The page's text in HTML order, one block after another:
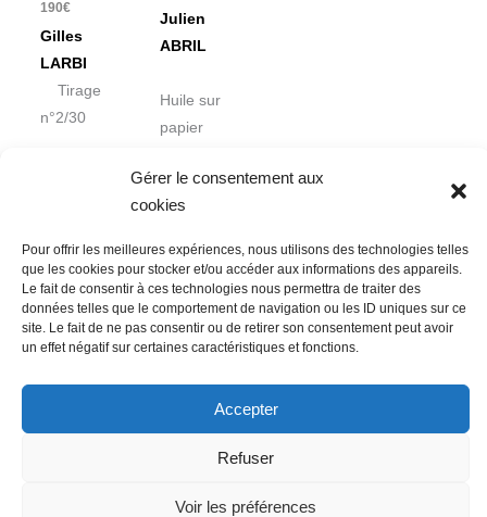
Gérer le consentement aux
cookies
Pour offrir les meilleures expériences, nous utilisons des technologies telles
que les cookies pour stocker et/ou accéder aux informations des appareils.
Le fait de consentir à ces technologies nous permettra de traiter des
données telles que le comportement de navigation ou les ID uniques sur ce
site. Le fait de ne pas consentir ou de retirer son consentement peut avoir
un effet négatif sur certaines caractéristiques et fonctions.
Accepter
Refuser
Voir les préférences
190€
Gilles
LARBI
Tirage
n°2/30
Julien
ABRIL
Huile sur
papier
Nous contacter
Conditions Générales de Ventes
Politique de confidentialité
Mentions légales
Mot de passe perdu
Newsletter Politique de cookies (UE)